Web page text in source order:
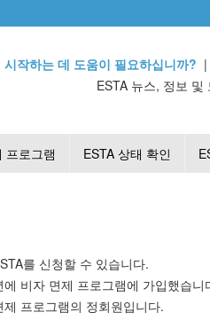
시작하는 데 도움이 필요하십니까? |
ESTA 뉴스, 정보 및
프로그램 ESTA 상태 확인
를 신청할 수 있습니다.
비자 면제 프로그램에 가입했습니
프로그램의 정회원입니다.